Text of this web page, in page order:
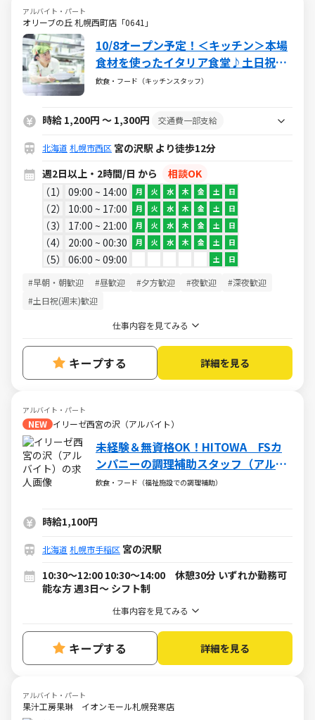
アルバイト・パート
オリーブの丘 札幌西町店「0641」
10/8オープン予定！＜キッチン＞本場
食材を使ったイタリア食堂♪土日祝時
給UP！深夜歓迎！車通勤OK！
飲食・フード（キッチンスタッフ）
時給 1,200円 ～ 1,300円 交通費一部支給
北海道 札幌市西区 宮の沢駅 より徒歩12分
週2日以上・2時間/日 から
相談OK
1
09:00 ~ 14:00 月 火 水 木 金 土 日
2 10:00 ~ 17:00 月 火 水 木 金 土 日
3 17:00 ~ 21:00 月 火 水 木 金 土 日
4 20:00 ~ 00:30 月 火 水 木 金 土 日
5 06:00 ~ 09:00 土 日
#早朝・朝歓迎 #昼歓迎 #夕方歓迎 #夜歓迎
#深夜歓迎
#土日祝(週末)歓迎
仕事内容を見てみる
キープする 詳細を見る
アルバイト・パート
NEW イリーゼ西宮の沢（アルバイト）
未経験＆無資格OK！HITOWA FSカ
ンパニーの調理補助スタッフ（アルバ
イト・パート）求人
飲食・フード（福祉施設での調理補助）
時給1,100円
北海道 札幌市手稲区 宮の沢駅
10:30～12:00 10:30～14:00 休憩30分 いずれか勤務可
能な方 週3日～ シフト制
仕事内容を見てみる
キープする 詳細を見る
アルバイト・パート
果汁工房果琳 イオンモール札幌発寒店